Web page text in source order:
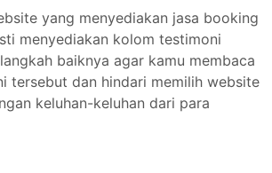
yang menyediakan jasa booking
menyediakan kolom testimoni
baiknya agar kamu membaca
tersebut dan hindari memilih website
keluhan-keluhan dari para